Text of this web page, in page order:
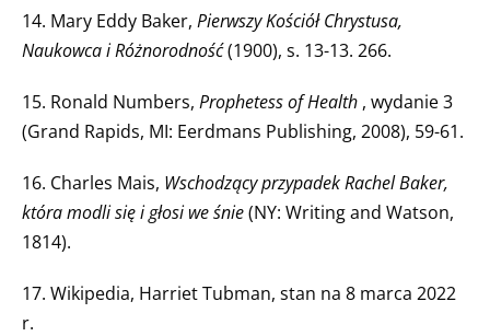
14. Mary Eddy Baker, Pierwszy Kościół Chrystusa,
Naukowca i Różnorodność(1900), s. 13-13. 266.
15. Ronald Numbers, Prophetess of Health , wydanie 3
(Grand Rapids, MI: Eerdmans Publishing, 2008), 59-61.
16. Charles Mais, Wschodzący przypadek Rachel Baker,
która modli się i głosi we śnie(NY: Writing and Watson,
1814).
17. Wikipedia, Harriet Tubman, stan na 8 marca 2022
r.